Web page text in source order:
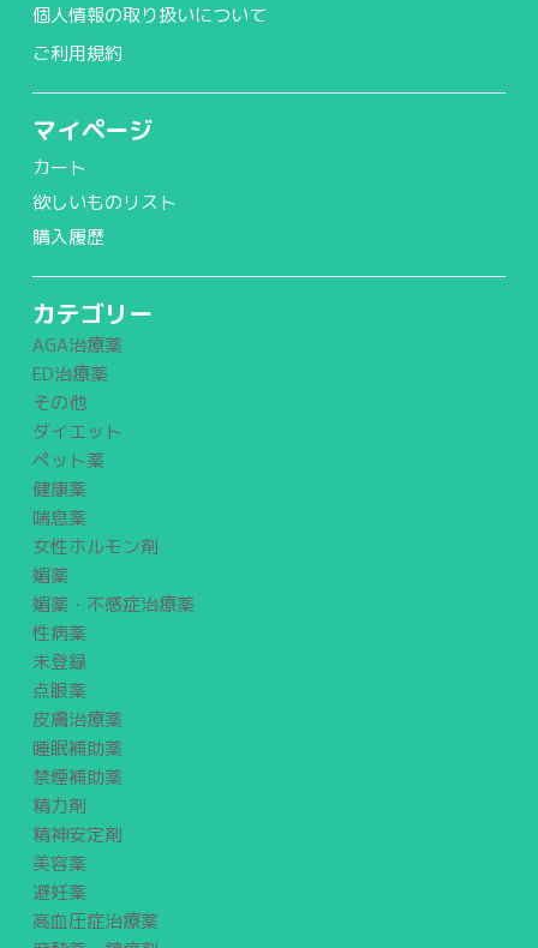
個人情報の取り扱いについて
ご利用規約
マイページ
カート
欲しいものリスト
購入履歴
カテゴリー
AGA治療薬
ED治療薬
その他
ダイエット
ペット薬
健康薬
喘息薬
女性ホルモン剤
媚薬
媚薬・不感症治療薬
性病薬
未登録
点眼薬
皮膚治療薬
睡眠補助薬
禁煙補助薬
精力剤
精神安定剤
美容薬
避妊薬
高血圧症治療薬